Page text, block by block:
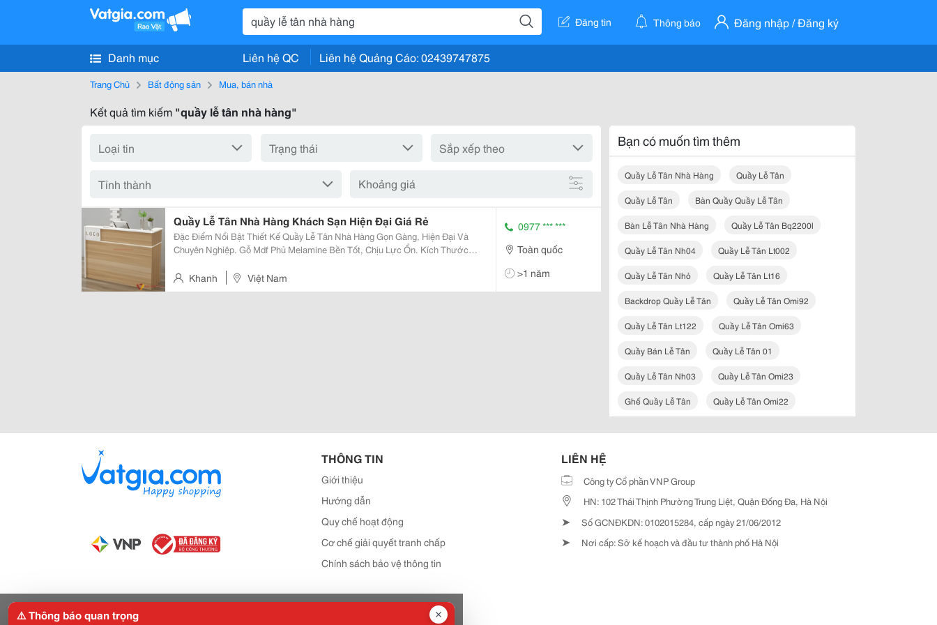
Đăng tin Thông báo Đăng nhập / Đăng ký
Danh mục Liên hệ QC Liên hệ Quảng Cáo: 02439747875
Trang Chủ Bất động sản Mua, bán nhà
Kết quả tìm kiếm "quầy lễ tân nhà hàng"
Khoảng giá
Quầy Lễ Tân Nhà Hàng Khách Sạn Hiện Đại Giá Rẻ
Đặc Điểm Nổi Bật Thiết Kế Quầy Lễ Tân Nhà Hàng Gọn Gàng, Hiện Đại Và
Chuyên Nghiệp. Gỗ Mdf Phủ Melamine Bền Tốt, Chịu Lực Ổn. Kích Thước
Từng Chi Tiết, Lắp Ráp Cẩn Thận....
Khanh Việt Nam
0977 *** ***
Toàn quốc
>1 năm
Bạn có muốn tìm thêm
Quầy Lễ Tân Nhà Hàng Quầy Lễ Tân
Quầy Lễ Tân Bàn Quầy Quầy Lễ Tân
Bàn Lễ Tân Nhà Hàng Quầy Lễ Tân Bq2200l
Quầy Lễ Tân Nh04 Quầy Lễ Tân Lt002
Quầy Lễ Tân Nhỏ Quầy Lễ Tân Lt16
Backdrop Quầy Lễ Tân Quầy Lễ Tân Omi92
Quầy Lễ Tân Lt122 Quầy Lễ Tân Omi63
Quầy Bán Lễ Tân Quầy Lễ Tân 01
Quầy Lễ Tân Nh03 Quầy Lễ Tân Omi23
Ghế Quầy Lễ Tân Quầy Lễ Tân Omi22
THÔNG TIN
Giới thiệu
Hướng dẫn
Quy chế hoạt động
Cơ chế giải quyết tranh chấp
Chính sách bảo vệ thông tin
LIÊN HỆ
Công ty Cổ phần VNP Group
HN: 102 Thái Thịnh Phường Trung Liệt, Quận Đống Đa, Hà Nội
➤ Số GCNĐKDN: 0102015284, cấp ngày 21/06/2012
➤ Nơi cấp: Sở kế hoạch và đầu tư thành phố Hà Nội
⚠️ Thông báo quan trọng